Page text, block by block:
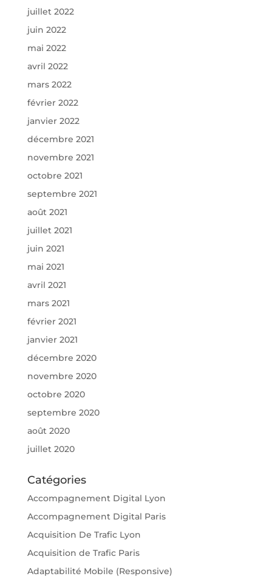
juillet 2022
juin 2022
mai 2022
avril 2022
mars 2022
février 2022
janvier 2022
décembre 2021
novembre 2021
octobre 2021
septembre 2021
août 2021
juillet 2021
juin 2021
mai 2021
avril 2021
mars 2021
février 2021
janvier 2021
décembre 2020
novembre 2020
octobre 2020
septembre 2020
août 2020
juillet 2020
Catégories
Accompagnement Digital Lyon
Accompagnement Digital Paris
Acquisition De Trafic Lyon
Acquisition de Trafic Paris
Adaptabilité Mobile (Responsive)